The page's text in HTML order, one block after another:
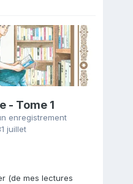
- Tome 1
enregistrement
juillet
(de mes lectures